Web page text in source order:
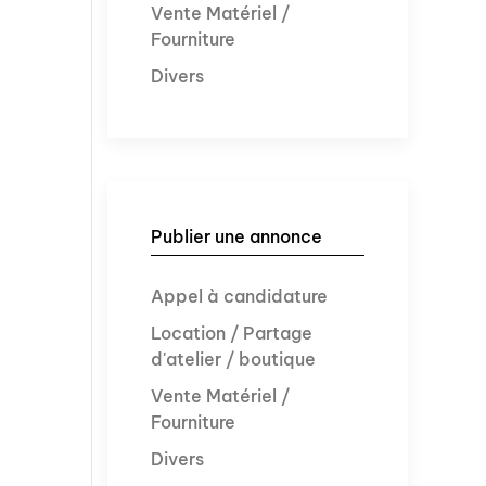
Vente Matériel /
Fourniture
Divers
Publier une annonce
Appel à candidature
Location / Partage
d'atelier / boutique
Vente Matériel /
Fourniture
Divers